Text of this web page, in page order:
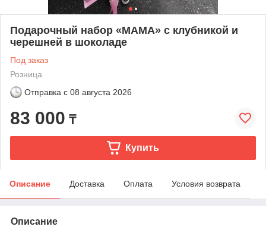
Подарочный набор «МАМА» с клубникой и
черешней в шоколаде
Под заказ
Розница
Отправка с 08 августа 2026
83 000 ₸
Купить
Описание Доставка Оплата Условия возврата
Описание